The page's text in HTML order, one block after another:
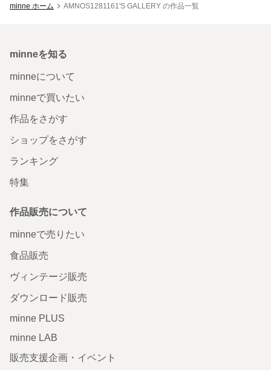
minne ホーム AMNOS1281161'S GALLERY の作品一覧
minneを知る
minneについて
minneで買いたい
作品をさがす
ショップをさがす
ランキング
特集
作品販売について
minneで売りたい
食品販売
ヴィンテージ販売
ダウンロード販売
minne PLUS
minne LAB
販売支援企画・イベント